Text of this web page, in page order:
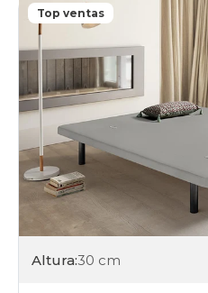
Top ventas
Altura:30 cm